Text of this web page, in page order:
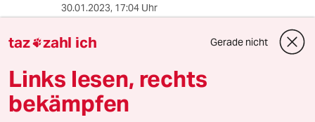
30.01.2023, 17:04 Uhr
Beschreibung ein "Ampera-e", ein Derivat des
Chevrolet Bolt. Der "Ampera" ist ein anderes
Modell von Opel und als serieller Hybrid mit
Verbrennungsmotor sogar ein anderer
Fahrzeugtyp.
taz zahl ich Gerade nicht
Links lesen, rechts
bekämpfen